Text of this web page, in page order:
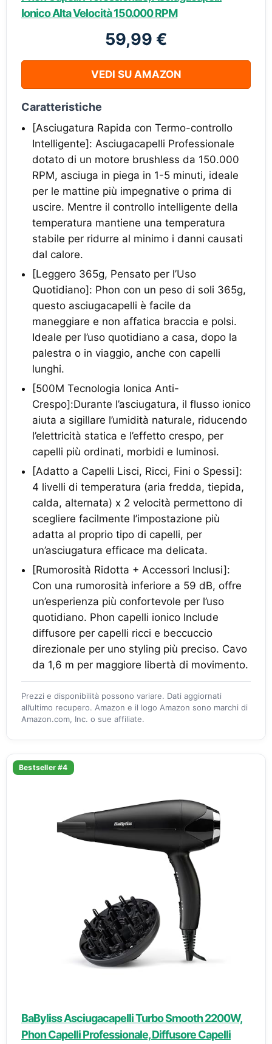
Ionico Alta Velocità 150.000 RPM
59,99 €
VEDI SU AMAZON
Caratteristiche
[Asciugatura Rapida con Termo-controllo
Intelligente]: Asciugacapelli Professionale
dotato di un motore brushless da 150.000
RPM, asciuga in piega in 1-5 minuti, ideale
per le mattine più impegnative o prima di
uscire. Mentre il controllo intelligente della
temperatura mantiene una temperatura
stabile per ridurre al minimo i danni causati
dal calore.
[Leggero 365g, Pensato per l’Uso
Quotidiano]: Phon con un peso di soli 365g,
questo asciugacapelli è facile da
maneggiare e non affatica braccia e polsi.
Ideale per l’uso quotidiano a casa, dopo la
palestra o in viaggio, anche con capelli
lunghi.
[500M Tecnologia Ionica Anti-
Crespo]:Durante l’asciugatura, il flusso ionico
aiuta a sigillare l’umidità naturale, riducendo
l’elettricità statica e l’effetto crespo, per
capelli più ordinati, morbidi e luminosi.
[Adatto a Capelli Lisci, Ricci, Fini o Spessi]:
4 livelli di temperatura (aria fredda, tiepida,
calda, alternata) x 2 velocità permettono di
scegliere facilmente l’impostazione più
adatta al proprio tipo di capelli, per
un’asciugatura efficace ma delicata.
[Rumorosità Ridotta + Accessori Inclusi]:
Con una rumorosità inferiore a 59 dB, offre
un’esperienza più confortevole per l’uso
quotidiano. Phon capelli ionico Include
diffusore per capelli ricci e beccuccio
direzionale per uno styling più preciso. Cavo
da 1,6 m per maggiore libertà di movimento.
Prezzi e disponibilità possono variare. Dati aggiornati
all’ultimo recupero. Amazon e il logo Amazon sono marchi di
Amazon.com, Inc. o sue affiliate.
Bestseller #4
BaByliss Asciugacapelli Turbo Smooth 2200W,
Phon Capelli Professionale, Diffusore Capelli